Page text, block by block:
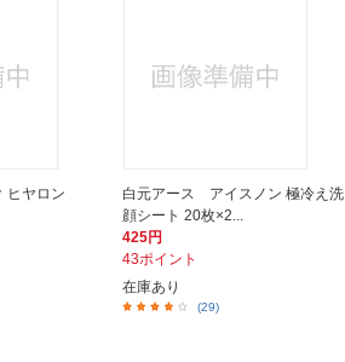
ヒヤロン
白元アース アイスノン 極冷え洗
顔シート 20枚×2...
425円
43ポイント
在庫あり
(29)